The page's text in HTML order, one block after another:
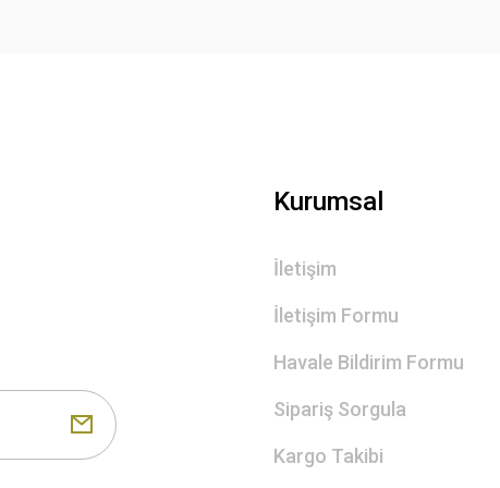
Kurumsal
İletişim
İletişim Formu
Havale Bildirim Formu
Sipariş Sorgula
Kargo Takibi